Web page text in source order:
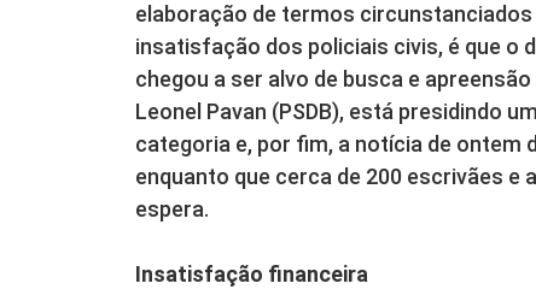
elaboração de termos
insatisfação dos policiais civis, é que o
chegou a ser alvo de busca e
Leonel Pavan (PSDB), está presidindo
categoria e, por fim, a notícia de ontem
enquanto que cerca de 200 escrivães
espera.
Insatisfação financeira